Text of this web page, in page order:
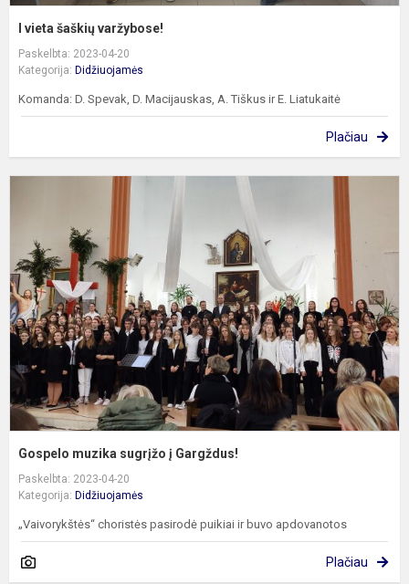
I vieta šaškių varžybose!
Paskelbta: 2023-04-20
Kategorija: Didžiuojamės
Komanda: D. Spevak, D. Macijauskas, A. Tiškus ir E. Liatukaitė
Plačiau
Gospelo muzika sugrįžo į Gargždus!
Paskelbta: 2023-04-20
Kategorija: Didžiuojamės
„Vaivorykštės“ choristės pasirodė puikiai ir buvo apdovanotos
Plačiau